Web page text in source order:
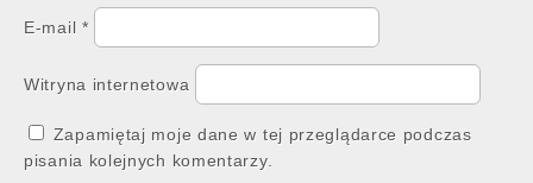
E-mail *
Witryna internetowa
Zapamiętaj moje dane w tej przeglądarce podczas
pisania kolejnych komentarzy.